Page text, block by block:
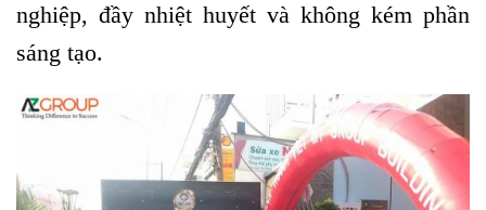
nghiệp, đầy nhiệt huyết và không kém phần
sáng tạo.